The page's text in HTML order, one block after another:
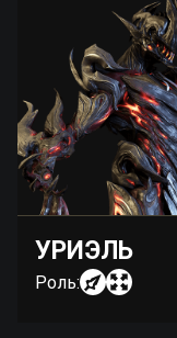
УРИЭЛЬ
Роль: